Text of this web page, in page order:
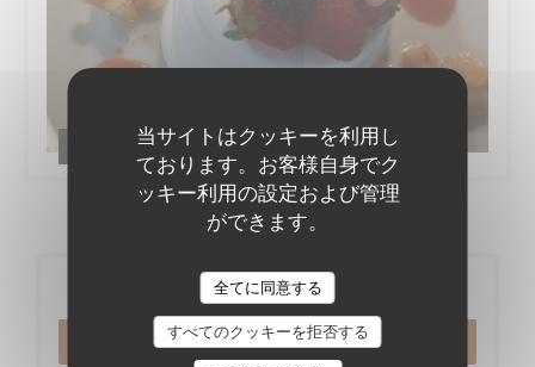
当サイトはクッキーを利用し
ております。お客様自身でク
ッキー利用の設定および管理
ができます。
全てに同意する
すべてのクッキーを拒否する
RESTAURANT COURT-CIRCUIT
ご予約
予約